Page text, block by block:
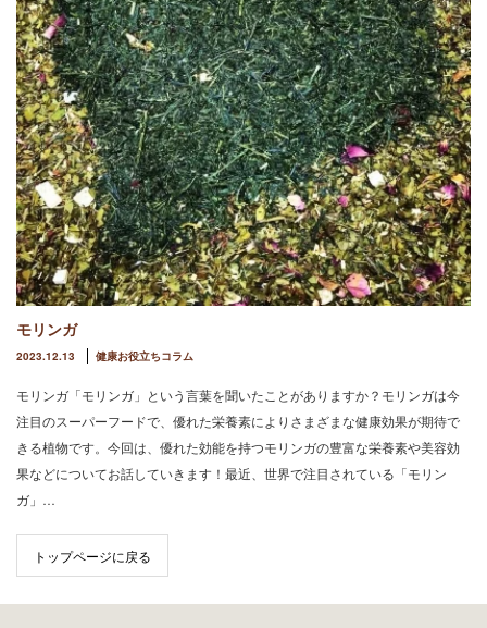
モリンガ
2023.12.13 健康お役立ちコラム
モリンガ「モリンガ」という言葉を聞いたことがありますか？モリンガは今
注目のスーパーフードで、優れた栄養素によりさまざまな健康効果が期待で
きる植物です。今回は、優れた効能を持つモリンガの豊富な栄養素や美容効
果などについてお話していきます！最近、世界で注目されている「モリン
ガ」…
トップページに戻る